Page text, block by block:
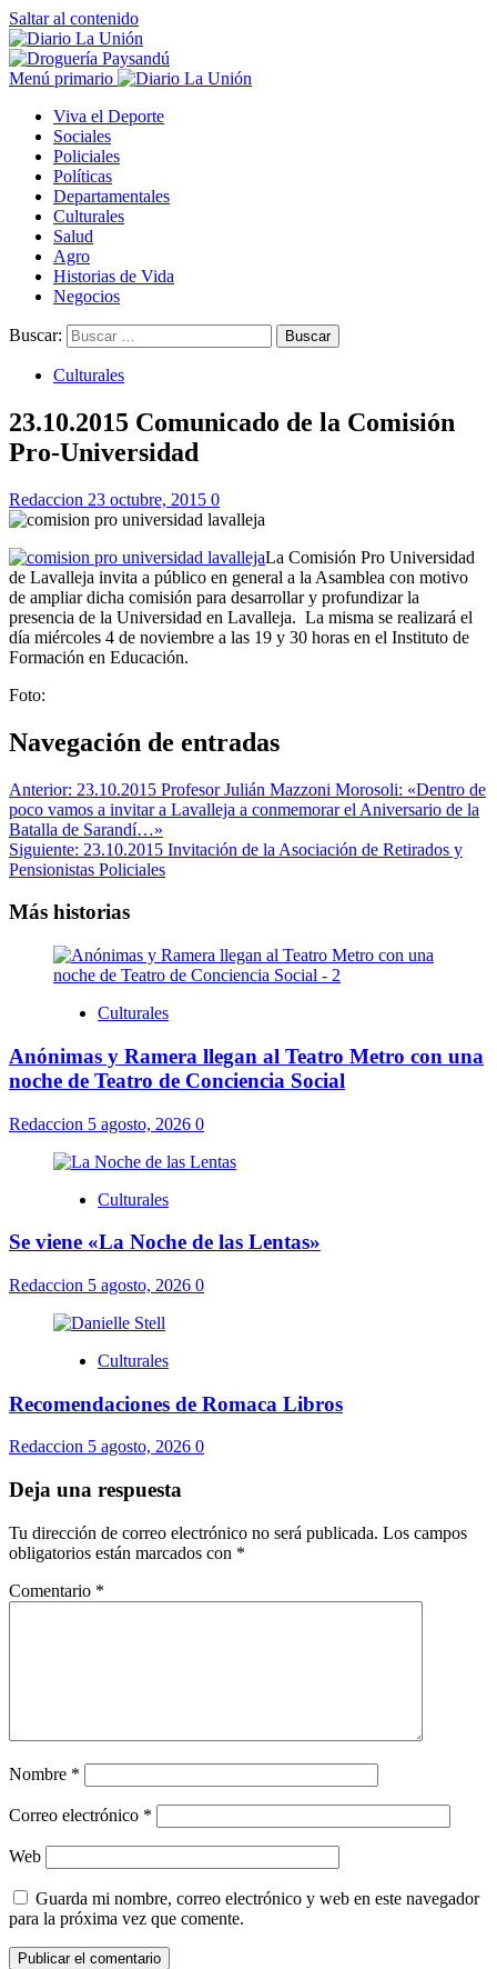
Saltar al contenido
Menú primario
Viva el Deporte
Sociales
Policiales
Políticas
Departamentales
Culturales
Salud
Agro
Historias de Vida
Negocios
Buscar:
Culturales
23.10.2015 Comunicado de la Comisión
Pro-Universidad
Redaccion 23 octubre, 2015 0
La Comisión Pro Universidad
de Lavalleja invita a público en general a la Asamblea con motivo
de ampliar dicha comisión para desarrollar y profundizar la
presencia de la Universidad en Lavalleja. La misma se realizará el
día miércoles 4 de noviembre a las 19 y 30 horas en el Instituto de
Formación en Educación.
Foto:
Navegación de entradas
Anterior: 23.10.2015 Profesor Julián Mazzoni Morosoli: «Dentro de
poco vamos a invitar a Lavalleja a conmemorar el Aniversario de la
Batalla de Sarandí…»
Siguiente: 23.10.2015 Invitación de la Asociación de Retirados y
Pensionistas Policiales
Más historias
Culturales
Anónimas y Ramera llegan al Teatro Metro con una
noche de Teatro de Conciencia Social
Redaccion 5 agosto, 2026 0
Culturales
Se viene «La Noche de las Lentas»
Redaccion 5 agosto, 2026 0
Culturales
Recomendaciones de Romaca Libros
Redaccion 5 agosto, 2026 0
Deja una respuesta
Tu dirección de correo electrónico no será publicada. Los campos
obligatorios están marcados con *
Comentario *
Nombre *
Correo electrónico *
Web
Guarda mi nombre, correo electrónico y web en este navegador
para la próxima vez que comente.